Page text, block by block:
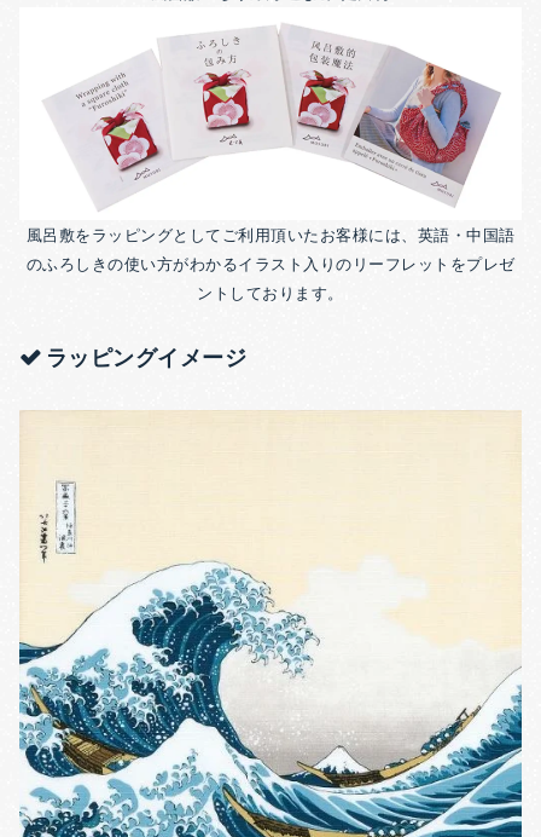
風呂敷をラッピングとしてご利用頂いたお客様には、英語・中国語
のふろしきの使い方がわかるイラスト入りのリーフレットをプレゼ
ントしております。
ラッピングイメージ